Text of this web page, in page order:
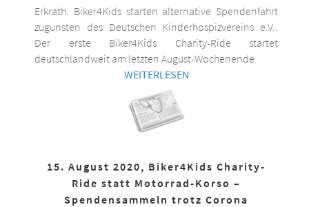
Erkrath. Biker4Kids starten alternative Spendenfahrt
zugunsten des Deutschen Kinderhospizvereins e.V..
Der erste Biker4Kids Charity-Ride startet
deutschlandweit am letzten August-Wochenende.
WEITERLESEN
15. August 2020, Biker4Kids Charity-
Ride statt Motorrad-Korso –
Spendensammeln trotz Corona